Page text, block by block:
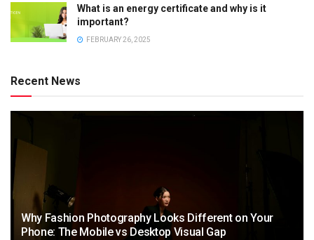
What is an energy certificate and why is it
important?
FEBRUARY 26, 2025
Recent News
Why Fashion Photography Looks Different on Your
Phone: The Mobile vs Desktop Visual Gap